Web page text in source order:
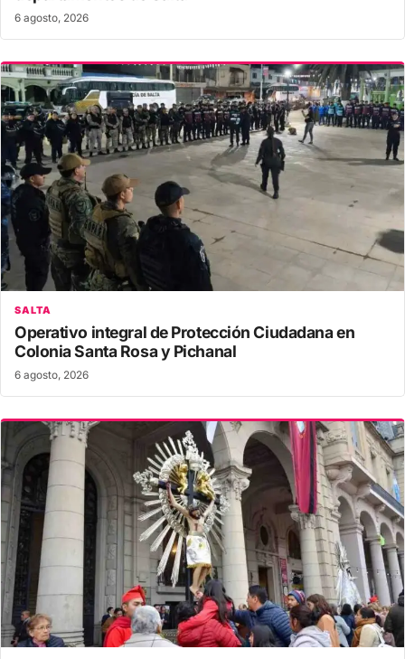
6 agosto, 2026
SALTA
Operativo integral de Protección Ciudadana en
Colonia Santa Rosa y Pichanal
6 agosto, 2026